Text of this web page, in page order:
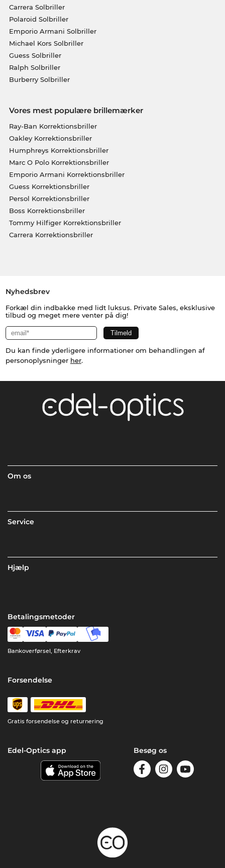
Carrera Solbriller
Polaroid Solbriller
Emporio Armani Solbriller
Michael Kors Solbriller
Guess Solbriller
Ralph Solbriller
Burberry Solbriller
Vores mest populære brillemærker
Ray-Ban Korrektionsbriller
Oakley Korrektionsbriller
Humphreys Korrektionsbriller
Marc O Polo Korrektionsbriller
Emporio Armani Korrektionsbriller
Guess Korrektionsbriller
Persol Korrektionsbriller
Boss Korrektionsbriller
Tommy Hilfiger Korrektionsbriller
Carrera Korrektionsbriller
Nyhedsbrev
Forkæl din indbakke med lidt luksus. Private Sales, eksklusive
tilbud og meget mere venter på dig!
Du kan finde yderligere informationer om behandlingen af
personoplysninger her.
Om os
Service
Hjælp
Betalingsmetoder
Bankoverførsel, Efterkrav
Forsendelse
Gratis forsendelse og returnering
Edel-Optics app Besøg os